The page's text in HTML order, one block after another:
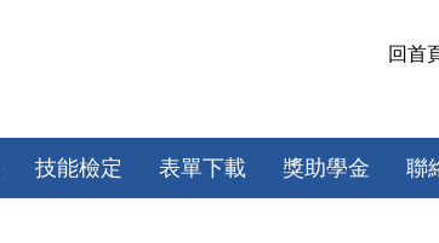
回首
技能檢定 表單下載 獎助學金 聯